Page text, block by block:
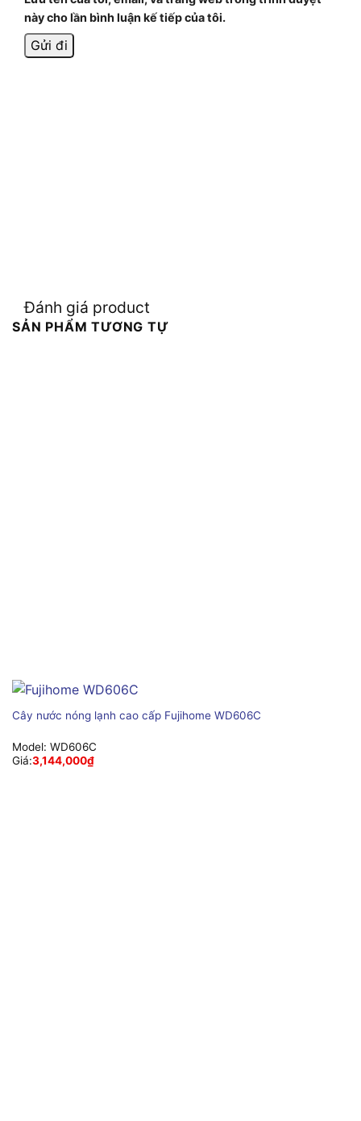
này cho lần bình luận kế tiếp của tôi.
Đánh giá product
SẢN PHẨM TƯƠNG TỰ
Cây nước nóng lạnh cao cấp Fujihome WD606C
Model: WD606C
Giá:3,144,000₫